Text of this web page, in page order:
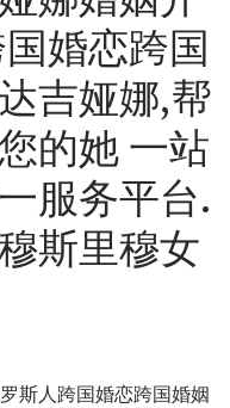
婚恋跨国
吉娅娜,帮
的她 一站
服务平台.
斯里穆女
斯人跨国婚恋跨国婚姻